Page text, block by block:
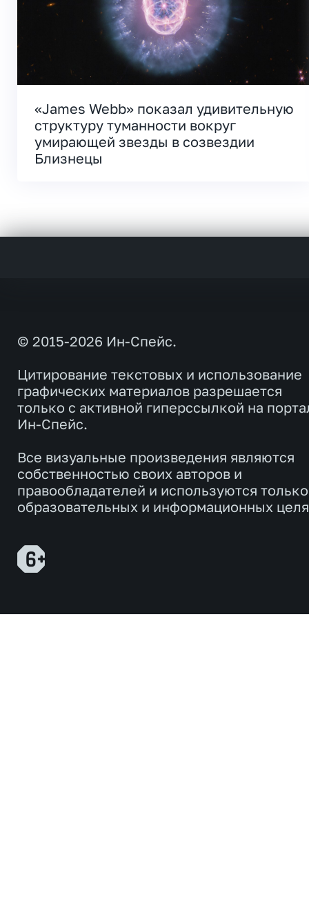
«James Webb» показал удивительную
структуру туманности вокруг
умирающей звезды в созвездии
Близнецы
© 2015-2026 Ин-Спейс.
Цитирование текстовых и использование
графических материалов разрешается
только с активной гиперссылкой на
Ин-Спейс.
Все визуальные произведения являются
собственностью своих авторов и
правообладателей и используются
образовательных и информационных